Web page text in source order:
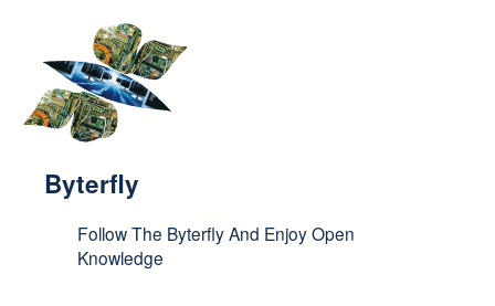
Byterfly
Follow The Byterfly And Enjoy Open
Knowledge